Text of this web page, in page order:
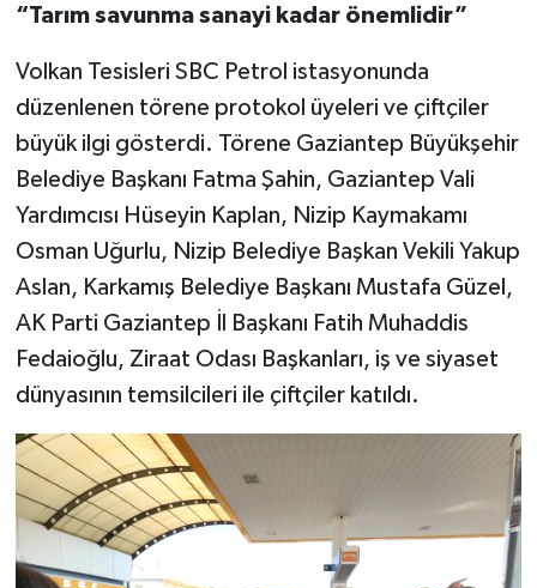
“Tarım savunma sanayi kadar önemlidir”
Volkan Tesisleri SBC Petrol istasyonunda
düzenlenen törene protokol üyeleri ve çiftçiler
büyük ilgi gösterdi. Törene Gaziantep Büyükşehir
Belediye Başkanı Fatma Şahin, Gaziantep Vali
Yardımcısı Hüseyin Kaplan, Nizip Kaymakamı
Osman Uğurlu, Nizip Belediye Başkan Vekili Yakup
Aslan, Karkamış Belediye Başkanı Mustafa Güzel,
AK Parti Gaziantep İl Başkanı Fatih Muhaddis
Fedaioğlu, Ziraat Odası Başkanları, iş ve siyaset
dünyasının temsilcileri ile çiftçiler katıldı.